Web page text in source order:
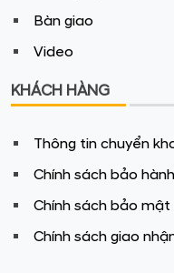
PHONG CÁCH
Bàn giao
Video
KHÁCH HÀNG
Thông tin chuyển
Chính sách bảo hành
Chính sách bảo
Chính sách giao